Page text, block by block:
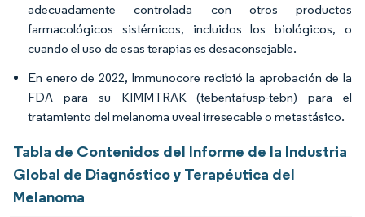
adecuadamente controlada con otros productos
farmacológicos sistémicos, incluidos los biológicos, o
cuando el uso de esas terapias es desaconsejable.
En enero de 2022, Immunocore recibió la aprobación de la
FDA para su KIMMTRAK (tebentafusp-tebn) para el
tratamiento del melanoma uveal irresecable o metastásico.
Tabla de Contenidos del Informe de la Industria
Global de Diagnóstico y Terapéutica del
Melanoma